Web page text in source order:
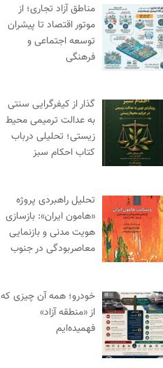
مناطق آزاد تجاری؛ از
موتور اقتصاد تا پیشران
توسعه اجتماعی و
فرهنگی
گذار از کیفرگرایی سنتی
به عدالت ترمیمی محیط‌
زیستی؛ تحلیلی درباب
کتاب احکام سبز
تحلیل راهبردی پروژه
«هامون ایران»: بازسازی
هویت مدنی و بازنمایی
معاصربودگی در جنوب
خودرو؛ همه آن چیزی که
از «منطقه آزاد»
فهمیده‌ایم